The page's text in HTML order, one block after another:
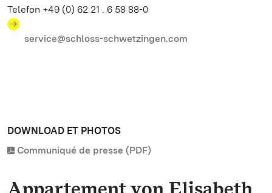
Telefon +49 (0) 62 21 . 6 58 88-0
service@schloss-schwetzingen.com
DOWNLOAD ET PHOTOS
Communiqué de presse (PDF)